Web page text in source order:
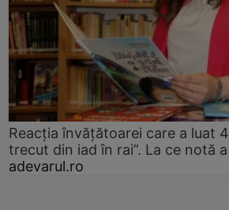
Reacția învățătoarei care a luat
trecut din iad în rai”. La ce notă
adevarul.ro